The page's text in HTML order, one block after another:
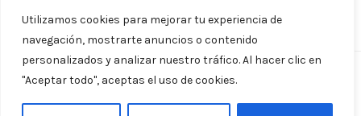
Utilizamos cookies para mejorar tu experiencia de
navegación, mostrarte anuncios o contenido
personalizados y analizar nuestro tráfico. Al hacer clic en
"Aceptar todo", aceptas el uso de cookies.
kybalion.net. El conocimiento es poder.